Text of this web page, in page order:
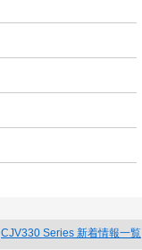
CJV330 Series 新着情報一覧